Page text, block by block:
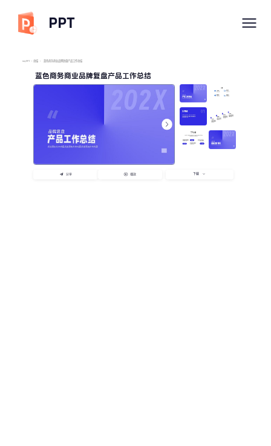
PPT
imyPPT / 总结 / 蓝色商务商业品牌复盘产品工作总结
蓝色商务商业品牌复盘产品工作总结
分享 播放 下载